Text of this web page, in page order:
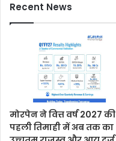
Recent News
मोरपेन ने वित्त वर्ष 2027 की
पहली तिमाही में अब तक का